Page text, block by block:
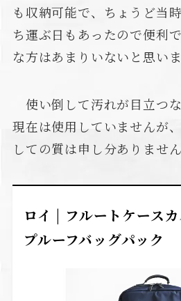
も収納可能で、ちょうど当
ち運ぶ日もあったので便利
な方はあまりいないと思い
使い倒して汚れが目立つ
現在は使用していませんが
しての質は申し分ありません
ロイ | フルートケース
プルーフバッグパック